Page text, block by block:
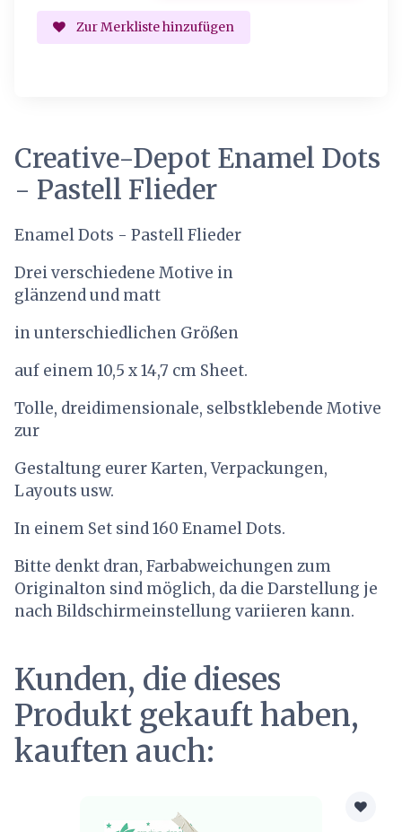
Zur Merkliste hinzufügen
Creative-Depot Enamel Dots
- Pastell Flieder
Enamel Dots - Pastell Flieder
Drei verschiedene Motive in
glänzend und matt
in unterschiedlichen Größen
auf einem 10,5 x 14,7 cm Sheet.
Tolle, dreidimensionale, selbstklebende Motive
zur
Gestaltung eurer Karten, Verpackungen,
Layouts usw.
In einem Set sind 160 Enamel Dots.
Bitte denkt dran, Farbabweichungen zum
Originalton sind möglich, da die Darstellung je
nach Bildschirmeinstellung variieren kann.
Kunden, die dieses
Produkt gekauft haben,
kauften auch: